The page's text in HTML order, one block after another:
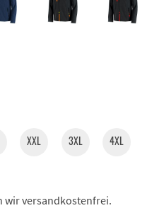
XXL 3XL 4XL
wir versandkostenfrei.